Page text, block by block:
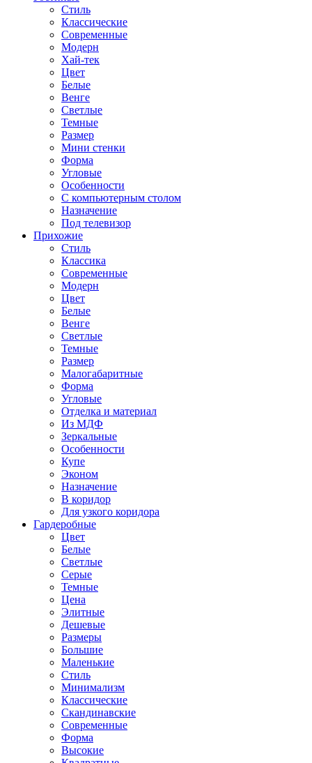
Стиль
Классические
Современные
Модерн
Хай-тек
Цвет
Белые
Венге
Светлые
Темные
Размер
Мини стенки
Форма
Угловые
Особенности
С компьютерным столом
Назначение
Под телевизор
Прихожие
Стиль
Классика
Современные
Модерн
Цвет
Белые
Венге
Светлые
Темные
Размер
Малогабаритные
Форма
Угловые
Отделка и материал
Из МДФ
Зеркальные
Особенности
Купе
Эконом
Назначение
В коридор
Для узкого коридора
Гардеробные
Цвет
Белые
Светлые
Серые
Темные
Цена
Элитные
Дешевые
Размеры
Большие
Маленькие
Стиль
Минимализм
Классические
Скандинавские
Современные
Форма
Высокие